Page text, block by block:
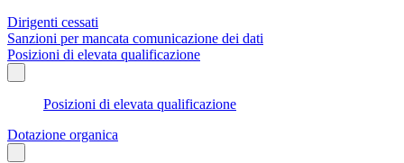
Dirigenti cessati
Sanzioni per mancata comunicazione dei dati
Posizioni di elevata qualificazione
Posizioni di elevata qualificazione
Dotazione organica